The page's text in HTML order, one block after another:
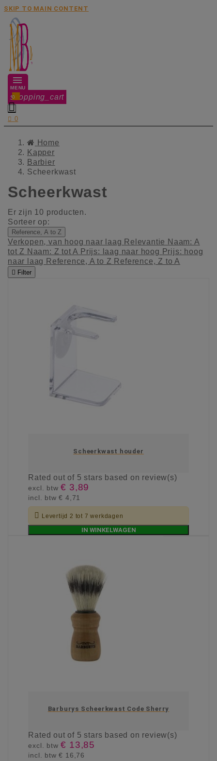
SKIP TO MAIN CONTENT
MENU
shopping_cart
0

 0
Home
Kapper
Barbier
Scheerkwast
Scheerkwast
Er zijn 10 producten.
Sorteer op:
Reference, A to Z
Verkopen, van hoog naar laag Relevantie Naam: A
tot Z Naam: Z tot A Prijs: laag naar hoog Prijs: hoog
naar laag Reference, A to Z Reference, Z to A
 Filter
Scheerkwast houder
Ratedout of 5 stars based on review(s)
excl. btw€ 3,89
incl. btw€ 4,71
 Levertijd 2 tot 7 werkdagen
IN WINKELWAGEN
Barburys Scheerkwast Code Sherry
Ratedout of 5 stars based on review(s)
excl. btw€ 13,85
incl. btw€ 16,76